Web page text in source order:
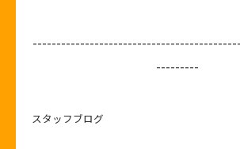
---------
スタッフブログ